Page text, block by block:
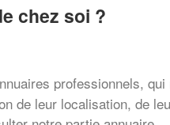
chez soi ?
professionnels,
de leur localisation, de